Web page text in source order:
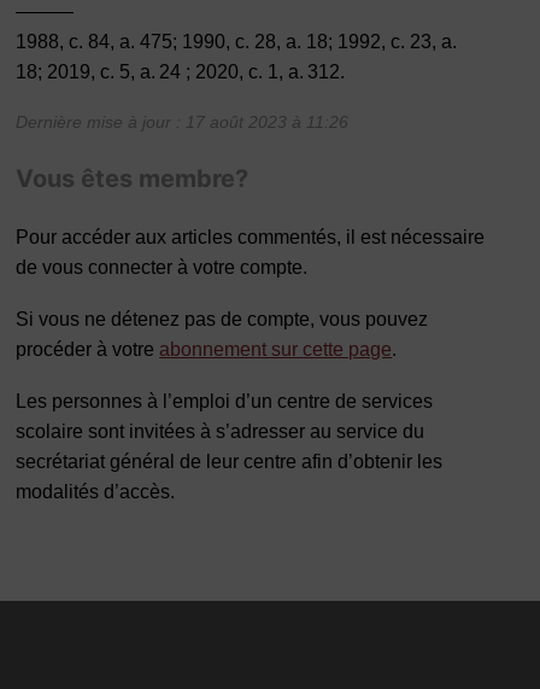
———
1988, c. 84, a. 475; 1990, c. 28, a. 18; 1992, c. 23, a.
18; 2019, c. 5, a. 24 ; 2020, c. 1, a. 312.
Dernière mise à jour : 17 août 2023 à 11:26
Vous êtes membre?
Pour accéder aux articles commentés, il est nécessaire
de vous connecter à votre compte.
Si vous ne détenez pas de compte, vous pouvez
procéder à votre abonnement sur cette page.
Les personnes à l’emploi d’un centre de services
scolaire sont invitées à s’adresser au service du
secrétariat général de leur centre afin d’obtenir les
modalités d’accès.